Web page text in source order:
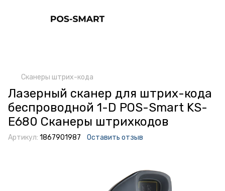
Сканеры штрих-кода
Лазерный сканер для штрих-кода
беспроводной 1-D POS-Smart KS-
E680 Сканеры штрихкодов
Артикул: 1867901987 Оставить отзыв